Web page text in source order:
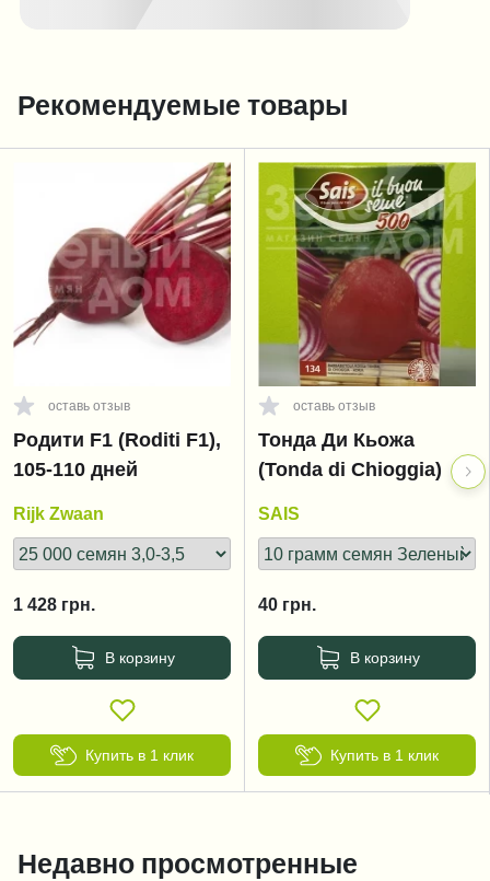
Рекомендуемые товары
оставь отзыв
Родити F1 (Roditi F1),
105-110 дней
Rijk Zwaan
1 428 грн.
В корзину
Купить в 1 клик
оставь отзыв
Тонда Ди Кьожа
(Tonda di Chioggia)
SAIS
40 грн.
В корзину
Купить в 1 клик
Недавно просмотренные